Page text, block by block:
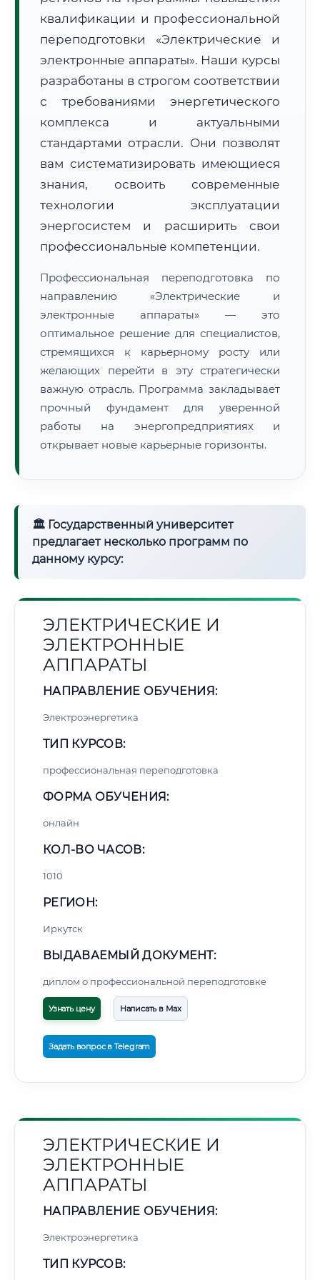
Расчет логистики оригиналов:
• Маршрут транзита:
• Экспресс-доставка СДЭК / Почтой:
2–3 рабочих дня
🔍Нажмите на документ для увеличения и просмотра
квалификации и профессиональной
переподготовки «Электрические и
электронные аппараты». Наши курсы
разработаны в строгом соответствии
с требованиями энергетического
комплекса и актуальными
стандартами отрасли. Они позволят
вам систематизировать имеющиеся
знания, освоить современные
технологии эксплуатации
энергосистем и расширить свои
профессиональные компетенции.
Профессиональная переподготовка по
направлению «Электрические и
электронные аппараты» — это
оптимальное решение для специалистов,
стремящихся к карьерному росту или
желающих перейти в эту стратегически
важную отрасль. Программа закладывает
прочный фундамент для уверенной
работы на энергопредприятиях и
открывает новые карьерные горизонты.
🏛 Государственный университет
предлагает несколько программ по
данному курсу:
ЭЛЕКТРИЧЕСКИЕ И
ЭЛЕКТРОННЫЕ
АППАРАТЫ
НАПРАВЛЕНИЕ ОБУЧЕНИЯ:
Электроэнергетика
ТИП КУРСОВ:
профессиональная переподготовка
ФОРМА ОБУЧЕНИЯ:
онлайн
КОЛ-ВО ЧАСОВ:
1010
РЕГИОН:
Иркутск
ВЫДАВАЕМЫЙ ДОКУМЕНТ:
диплом о профессиональной переподготовке
Узнать цену Написать в Max
Задать вопрос в Telegram
ЭЛЕКТРИЧЕСКИЕ И
ЭЛЕКТРОННЫЕ
АППАРАТЫ
НАПРАВЛЕНИЕ ОБУЧЕНИЯ:
Электроэнергетика
ТИП КУРСОВ: